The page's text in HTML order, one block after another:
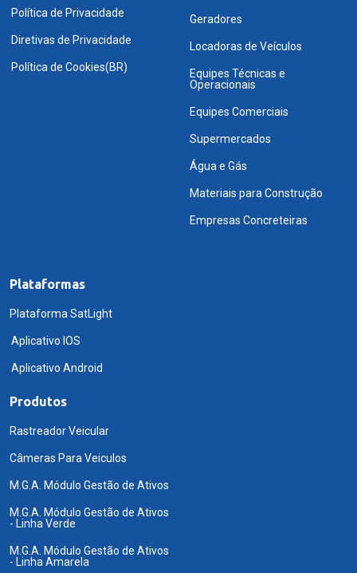
Política de Privacidade
Diretivas de Privacidade
Política de Cookies(BR)
Geradores
Locadoras de Veículos
Equipes Técnicas e
Operacionais
Equipes Comerciais
Supermercados
Água e Gás
Materiais para Construção
Empresas Concreteiras
Plataformas
Plataforma SatLight
Aplicativo IOS
Aplicativo Android
Produtos
Rastreador Veicular
Câmeras Para Veiculos
M.G.A. Módulo Gestão de Ativos
M.G.A. Módulo Gestão de Ativos
- Linha Verde
M.G.A. Módulo Gestão de Ativos
- Linha Amarela